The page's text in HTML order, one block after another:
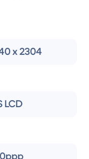
x 2304
LCD